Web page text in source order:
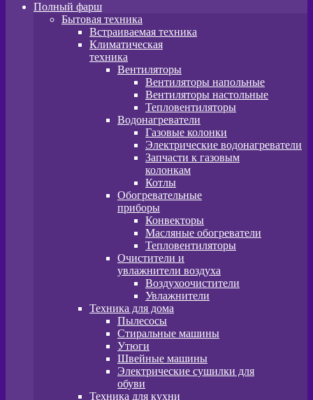
Полный фарш
Бытовая техника
Встраиваемая техника
Климатическая
техника
Вентиляторы
Вентиляторы напольные
Вентиляторы настольные
Тепловентиляторы
Водонагреватели
Газовые колонки
Электрические водонагреватели
Запчасти к газовым
колонкам
Котлы
Обогревательные
приборы
Конвекторы
Масляные обогреватели
Тепловентиляторы
Очистители и
увлажнители воздуха
Воздухоочистители
Увлажнители
Техника для дома
Пылесосы
Стиральные машины
Утюги
Швейные машины
Электрические сушилки для
обуви
Техника для кухни